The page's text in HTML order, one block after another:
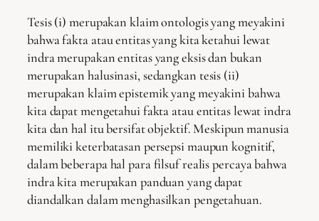
Tesis (i) merupakan klaim ontologis yang meyakini
bahwa fakta atau entitas yang kita ketahui lewat
indra merupakan entitas yang eksis dan bukan
merupakan halusinasi, sedangkan tesis (ii)
merupakan klaim epistemik yang meyakini bahwa
kita dapat mengetahui fakta atau entitas lewat indra
kita dan hal itu bersifat objektif. Meskipun manusia
memiliki keterbatasan persepsi maupun kognitif,
dalam beberapa hal para filsuf realis percaya bahwa
indra kita merupakan panduan yang dapat
diandalkan dalam menghasilkan pengetahuan.